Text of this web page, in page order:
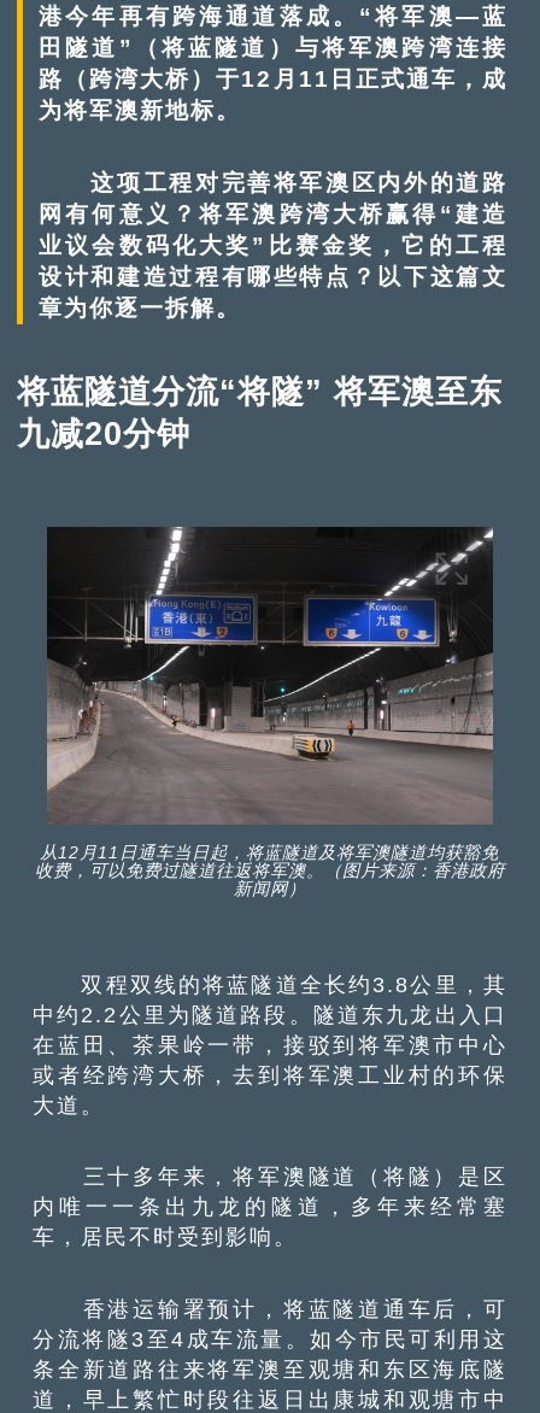
港今年再有跨海通道落成。“将军澳—蓝
田隧道”（将蓝隧道）与将军澳跨湾连接
路（跨湾大桥）于12月11日正式通车，成
为将军澳新地标。
这项工程对完善将军澳区内外的道路
网有何意义？将军澳跨湾大桥赢得“建造
业议会数码化大奖”比赛金奖，它的工程
设计和建造过程有哪些特点？以下这篇文
章为你逐一拆解。
将蓝隧道分流“将隧” 将军澳至东
九减20分钟
从12月11日通车当日起，将蓝隧道及将军澳隧道均获豁免
收费，可以免费过隧道往返将军澳。（图片来源：香港政府
新闻网）
双程双线的将蓝隧道全长约3.8公里，其
中约2.2公里为隧道路段。隧道东九龙出入口
在蓝田、茶果岭一带，接驳到将军澳市中心
或者经跨湾大桥，去到将军澳工业村的环保
大道。
三十多年来，将军澳隧道（将隧）是区
内唯一一条出九龙的隧道，多年来经常塞
车，居民不时受到影响。
香港运输署预计，将蓝隧道通车后，可
分流将隧3至4成车流量。如今市民可利用这
条全新道路往来将军澳至观塘和东区海底隧
道，早上繁忙时段往返日出康城和观塘市中